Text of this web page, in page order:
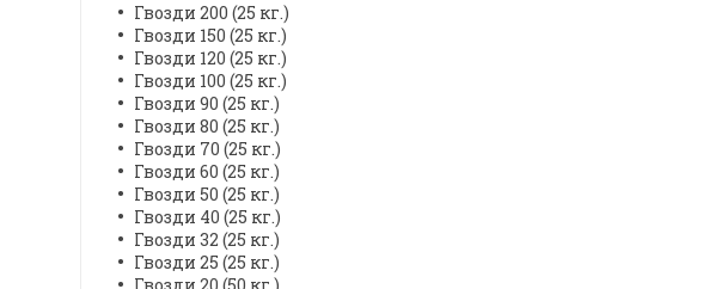
Гвозди 200 (25 кг.)
Гвозди 150 (25 кг.)
Гвозди 120 (25 кг.)
Гвозди 100 (25 кг.)
Гвозди 90 (25 кг.)
Гвозди 80 (25 кг.)
Гвозди 70 (25 кг.)
Гвозди 60 (25 кг.)
Гвозди 50 (25 кг.)
Гвозди 40 (25 кг.)
Гвозди 32 (25 кг.)
Гвозди 25 (25 кг.)